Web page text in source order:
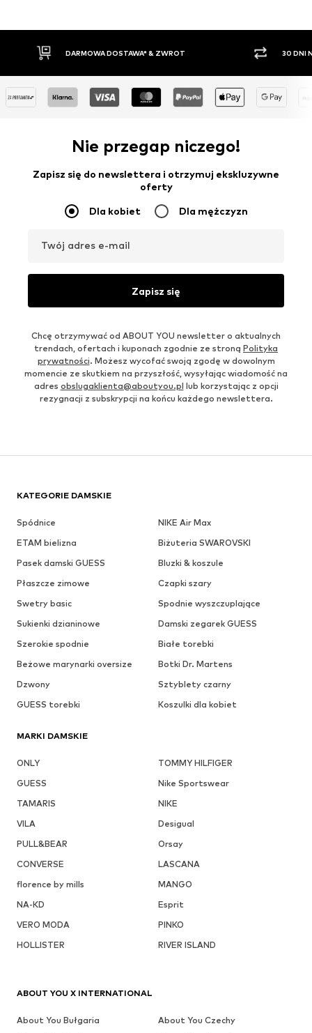
30 DNI NA ZWROT TOWARU
Nie przegap niczego!
Zapisz się do newslettera i otrzymuj ekskluzywne
oferty
Dla kobiet Dla mężczyzn
Twój adres e-mail
Zapisz się
Chcę otrzymywać od ABOUT YOU newsletter o aktualnych
trendach, ofertach i kuponach zgodnie ze stroną Polityka
prywatności. Możesz wycofać swoją zgodę w dowolnym
momencie ze skutkiem na przyszłość, wysyłając wiadomość na
adres obslugaklienta@aboutyou.pl lub korzystając z opcji
rezygnacji z subskrypcji na końcu każdego newslettera.
KATEGORIE DAMSKIE
Spódnice
NIKE Air Max
ETAM bielizna
Biżuteria SWAROVSKI
Pasek damski GUESS
Bluzki & koszule
Płaszcze zimowe
Czapki szary
Swetry basic
Spodnie wyszczuplające
Sukienki dzianinowe
Damski zegarek GUESS
Szerokie spodnie
Białe torebki
Beżowe marynarki oversize
Botki Dr. Martens
Dzwony
Sztyblety czarny
GUESS torebki
Koszulki dla kobiet
MARKI DAMSKIE
ONLY
TOMMY HILFIGER
GUESS
Nike Sportswear
TAMARIS
NIKE
VILA
Desigual
PULL&BEAR
Orsay
CONVERSE
LASCANA
florence by mills
MANGO
NA-KD
Esprit
VERO MODA
PINKO
HOLLISTER
RIVER ISLAND
ABOUT YOU X INTERNATIONAL
About You Bułgaria
About You Czechy